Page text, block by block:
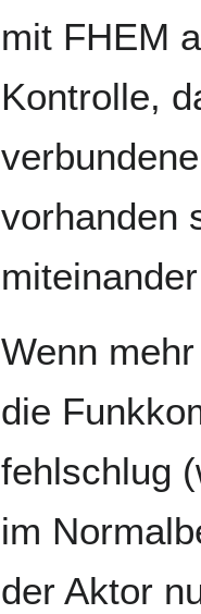
mit FHEM
Kontrolle,
vorhanden
Wenn
die
fehlschlug
im
der Aktor